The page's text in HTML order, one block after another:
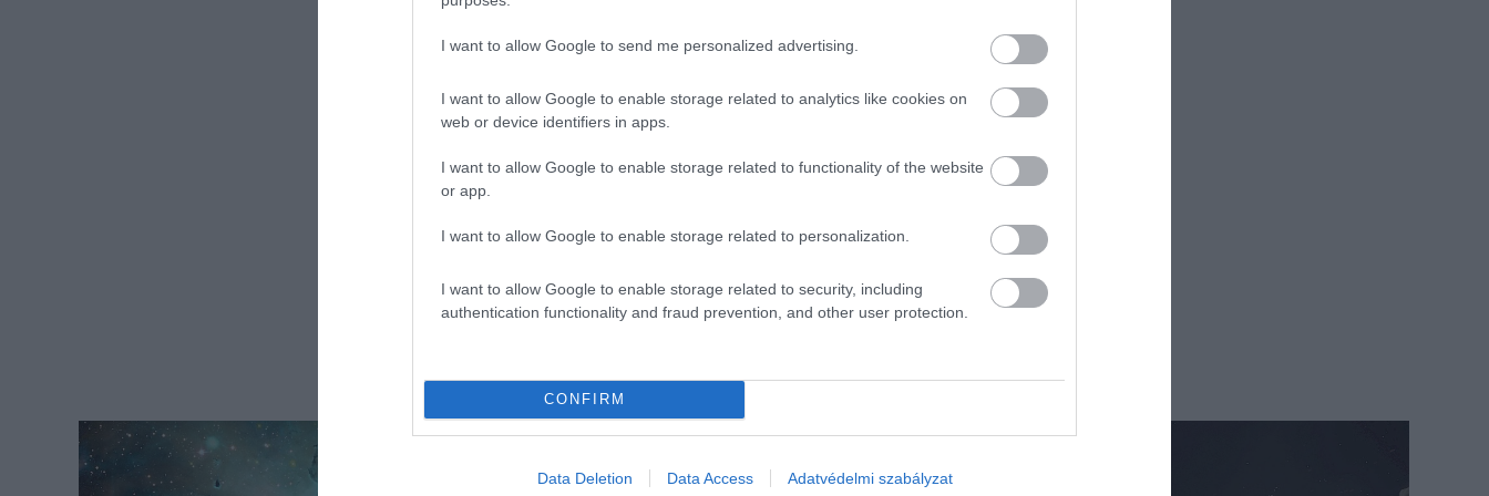
I want to allow Google to send me personalized advertising.
I want to allow Google to enable storage related to analytics like cookies on
web or device identifiers in apps.
I want to allow Google to enable storage related to functionality of the website
or app.
I want to allow Google to enable storage related to personalization.
I want to allow Google to enable storage related to security, including
authentication functionality and fraud prevention, and other user protection.
CONFIRM
Data Deletion Data Access Adatvédelmi szabályzat